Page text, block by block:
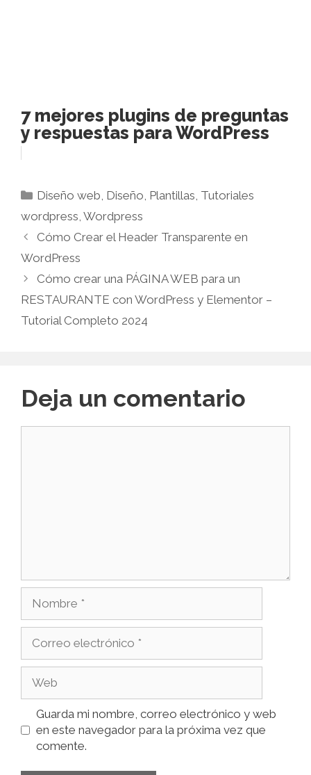
7 mejores plugins de preguntas
y respuestas para WordPress
Diseño web Diseño Plantillas Tutoriales
wordpress Wordpress
Cómo Crear el Header Transparente en
WordPress
Cómo crear una PÁGINA WEB para un
RESTAURANTE con WordPress y Elementor –
Tutorial Completo 2024
Deja un comentario
Guarda mi nombre, correo electrónico y web
en este navegador para la próxima vez que
comente.